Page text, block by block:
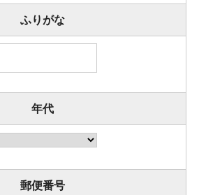
ふりがな
年代
郵便番号